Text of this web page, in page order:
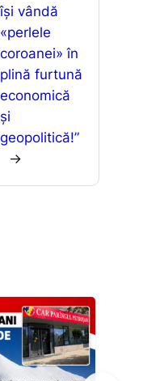
își vândă
«perlele
coroanei» în
plină furtună
economică
și
geopolitică!”
→